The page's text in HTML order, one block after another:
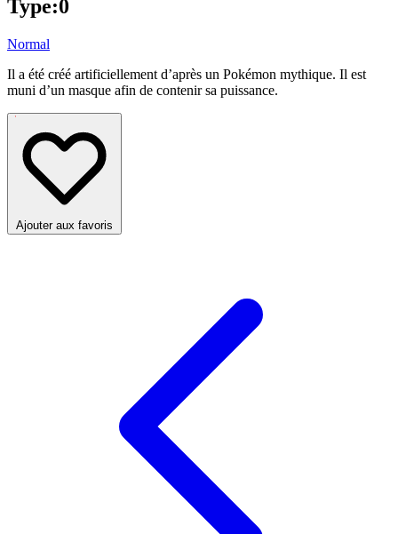
Type:0
Normal
Il a été créé artificiellement d’après un Pokémon mythique. Il est
muni d’un masque afin de contenir sa puissance.
Ajouter aux favoris